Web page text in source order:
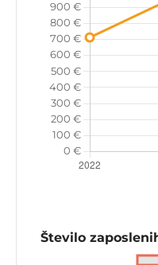
Število